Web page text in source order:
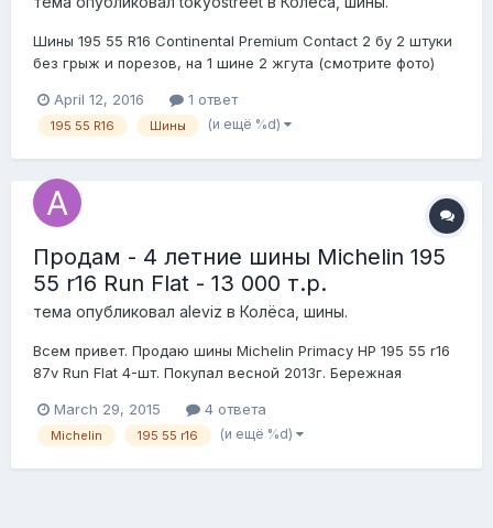
Шины 195 55 R16 Continental Premium Contact 2 бу 2 штуки
без грыж и порезов, на 1 шине 2 жгута (смотрите фото)
896013133 шесть шесть Александр
April 12, 2016 1 ответ
195 55 R16 Шины (и ещё %d)
Продам - 4 летние шины Michelin 195
55 r16 Run Flat - 13 000 т.р.
тема опубликовал aleviz в Колёса, шины.
Всем привет. Продаю шины Michelin Primacy HP 195 55 r16
87v Run Flat 4-шт. Покупал весной 2013г. Бережная
воде. Run Flat - безопасность на дороге. Место осмотра:
г.Москва, переулок Сивцев Вражек, д.20 или г.Химки,
March 29, 2015 4 ответа
Michelin 195 55 r16 (и ещё %d)